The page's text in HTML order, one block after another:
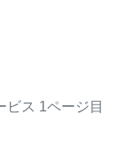
ビス 1ページ目